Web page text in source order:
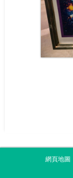
網頁地圖